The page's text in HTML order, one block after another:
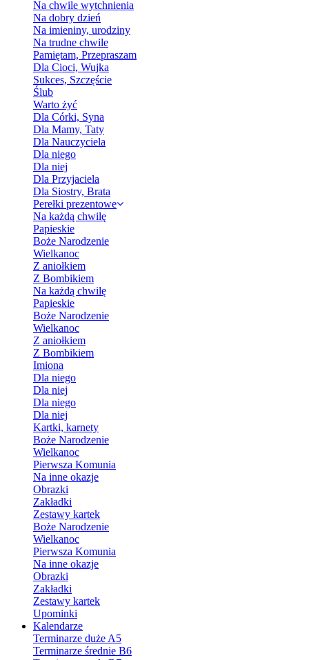
Na chwile wytchnienia
Na dobry dzień
Na imieniny, urodziny
Na trudne chwile
Pamiętam, Przepraszam
Dla Cioci, Wujka
Sukces, Szczęście
Ślub
Warto żyć
Dla Córki, Syna
Dla Mamy, Taty
Dla Nauczyciela
Dla niego
Dla niej
Dla Przyjaciela
Dla Siostry, Brata
Perełki prezentowe
Na każdą chwilę
Papieskie
Boże Narodzenie
Wielkanoc
Z aniołkiem
Z Bombikiem
Na każdą chwilę
Papieskie
Boże Narodzenie
Wielkanoc
Z aniołkiem
Z Bombikiem
Imiona
Dla niego
Dla niej
Dla niego
Dla niej
Kartki, karnety
Boże Narodzenie
Wielkanoc
Pierwsza Komunia
Na inne okazje
Obrazki
Zakładki
Zestawy kartek
Boże Narodzenie
Wielkanoc
Pierwsza Komunia
Na inne okazje
Obrazki
Zakładki
Zestawy kartek
Upominki
Kalendarze
Terminarze duże A5
Terminarze średnie B6